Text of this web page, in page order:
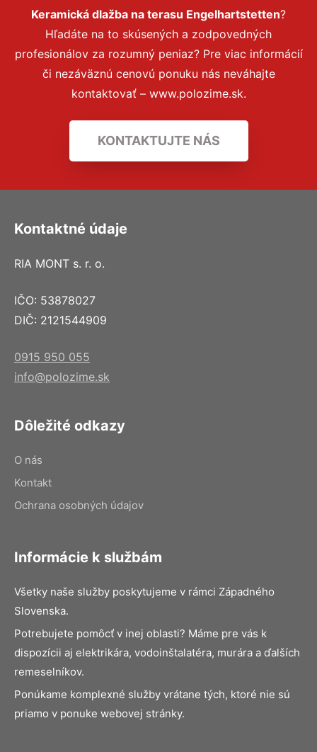
Keramická dlažba na terasu Engelhartstetten?
Hľadáte na to skúsených a zodpovedných
profesionálov za rozumný peniaz? Pre viac informácií
či nezáväznú cenovú ponuku nás neváhajte
kontaktovať – www.polozime.sk.
KONTAKTUJTE NÁS
Kontaktné údaje
RIA MONT s. r. o.
IČO: 53878027
DIČ: 2121544909
0915 950 055
info@polozime.sk
Dôležité odkazy
O nás
Kontakt
Ochrana osobných údajov
Informácie k službám
Všetky naše služby poskytujeme v rámci Západného
Slovenska.
Potrebujete pomôcť v inej oblasti? Máme pre vás k
dispozícii aj elektrikára, vodoinštalatéra, murára a ďalších
remeselníkov.
Ponúkame komplexné služby vrátane tých, ktoré nie sú
priamo v ponuke webovej stránky.